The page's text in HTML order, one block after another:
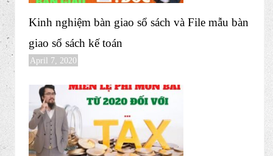
Kinh nghiệm bàn giao sổ sách và File mẫu bàn
giao sổ sách kế toán
April 7, 2020